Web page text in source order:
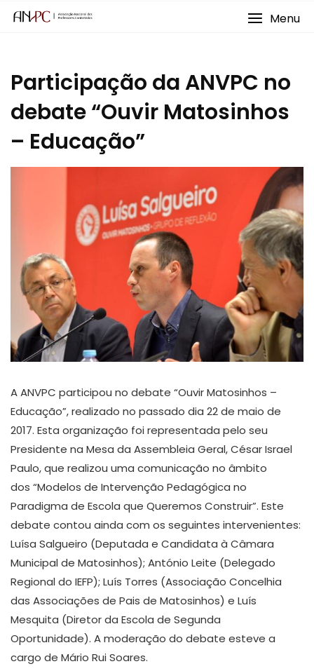
Menu
Participação da ANVPC no
debate “Ouvir Matosinhos
– Educação”
A ANVPC participou no debate “Ouvir Matosinhos –
Educação”, realizado no passado dia 22 de maio de
2017. Esta organização foi representada pelo seu
Presidente na Mesa da Assembleia Geral, César Israel
Paulo, que realizou uma comunicação no âmbito
dos “Modelos de Intervenção Pedagógica no
Paradigma de Escola que Queremos Construir”. Este
debate contou ainda com os seguintes intervenientes:
Luísa Salgueiro (Deputada e Candidata à Câmara
Municipal de Matosinhos); António Leite (Delegado
Regional do IEFP); Luís Torres (Associação Concelhia
das Associações de Pais de Matosinhos) e Luís
Mesquita (Diretor da Escola de Segunda
Oportunidade). A moderação do debate esteve a
cargo de Mário Rui Soares.